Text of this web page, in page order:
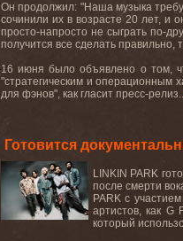
Он продолжил: "Наша музыка
сочинили их в возрасте 20 лет, и
просто-напросто не сыграть по-
получится все сделать правильно,
16 июня было объявлено о том,
"стратегическим и операционным
для фэнов", как гласит пресс-
Готовится
LINKIN PARK
после смерти
PARK с
артистов, как
который